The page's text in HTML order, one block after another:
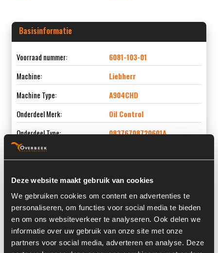
Deze website maakt gebruik van cookies
We gebruiken cookies om content en advertenties te
personaliseren, om functies voor social media te bieden
en om ons websiteverkeer te analyseren. Ook delen we
informatie over uw gebruik van onze site met onze
partners voor social media, adverteren en analyse. Deze
Basisinformatie
Voorraad nummer:
6081-103-01
Machine:
Liebherr
Machine Type:
A904CHD
Onderdeel Merk:
Oil Control
Onderdeel Type:
08376708720601A
Onderdeel nummer:
Informatie
Locatie:
Past op de volgende machines:
Liebherr A 904 C HD